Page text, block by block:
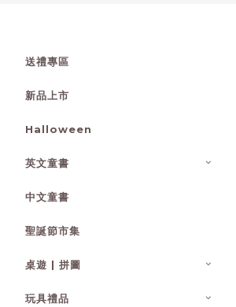
送禮專區
新品上市
Halloween
英文童書
中文童書
聖誕節市集
桌遊 | 拼圖
玩具禮品